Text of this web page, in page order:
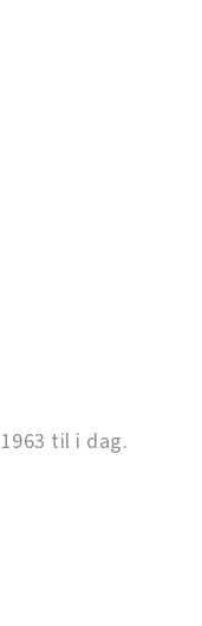
til i dag.